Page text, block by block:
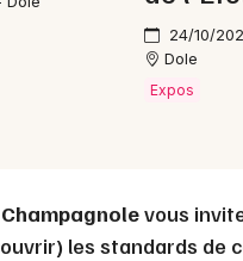
24/10/
Dole
Expos
Champagnolevous
les standards de